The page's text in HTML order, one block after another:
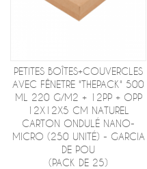
PETITES BOÎTES+COUVERCLES
AVEC FÊNETRE "THEPACK" 500
ML 220 G/M2 + 12PP + OPP
12X12X5 CM NATUREL
CARTON ONDULÉ NANO-
MICRO (250 UNITÉ) - GARCIA
DE POU
(PACK DE 25)